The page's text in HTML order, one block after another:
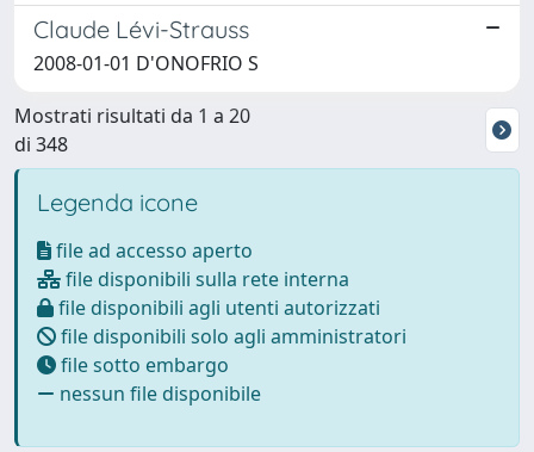
Claude Lévi-Strauss
2008-01-01 D'ONOFRIO S
Mostrati risultati da 1 a 20
di 348
Legenda icone
file ad accesso aperto
file disponibili sulla rete interna
file disponibili agli utenti autorizzati
file disponibili solo agli amministratori
file sotto embargo
nessun file disponibile